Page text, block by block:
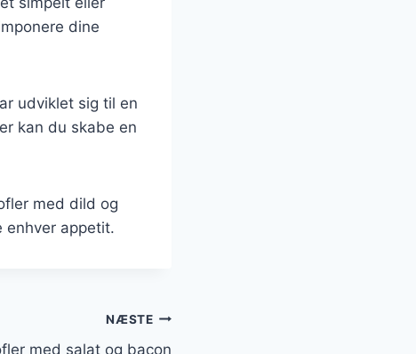
dine
udviklet sig til en
kan du skabe en
med dild og
appetit.
NÆSTE
med salat og bacon